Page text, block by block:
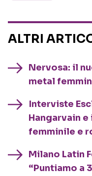
ALTRI
Nervosa: il
metal
Interviste
Hangarvain
femminile e
Milano Latin
“Puntiamo a